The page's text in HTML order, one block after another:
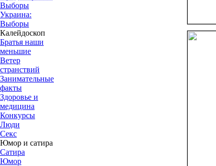
Выборы
Украина:
Выборы
Калейдоскоп
Братья наши
меньшие
Ветер
странствий
Занимательные
факты
Здоровье и
медицина
Конкурсы
Люди
Секс
Юмор и сатира
Сатира
Юмор